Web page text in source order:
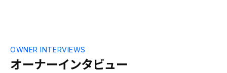
オーナーインタビュー
OWNER INTERVIEWS